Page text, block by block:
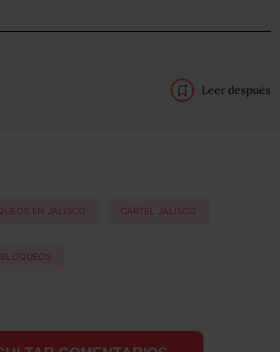
Leer después
EN JALISCO CÁRTEL JALISCO